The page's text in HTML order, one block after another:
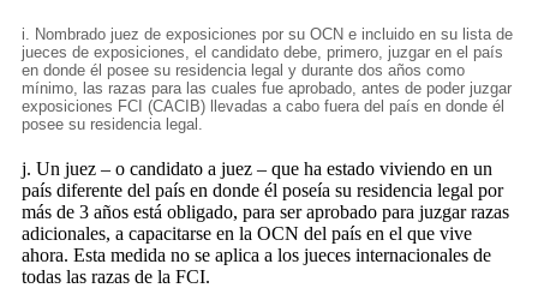
i. Nombrado juez de exposiciones por su OCN e incluido en su lista de
jueces de exposiciones, el candidato debe, primero, juzgar en el país
en donde él posee su residencia legal y durante dos años como
mínimo, las razas para las cuales fue aprobado, antes de poder juzgar
exposiciones FCI (CACIB) llevadas a cabo fuera del país en donde él
posee su residencia legal.
j. Un juez – o candidato a juez – que ha estado viviendo en un
país diferente del país en donde él poseía su residencia legal por
más de 3 años está obligado, para ser aprobado para juzgar razas
adicionales, a capacitarse en la OCN del país en el que vive
ahora. Esta medida no se aplica a los jueces internacionales de
todas las razas de la FCI.